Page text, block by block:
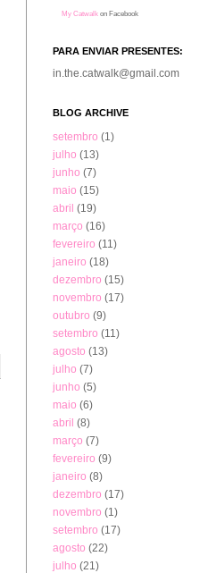
My Catwalk on Facebook
PARA ENVIAR PRESENTES:
in.the.catwalk@gmail.com
BLOG ARCHIVE
setembro (1)
julho (13)
junho (7)
maio (15)
abril (19)
março (16)
fevereiro (11)
janeiro (18)
dezembro (15)
novembro (17)
outubro (9)
setembro (11)
agosto (13)
julho (7)
junho (5)
maio (6)
abril (8)
março (7)
fevereiro (9)
janeiro (8)
dezembro (17)
novembro (1)
setembro (17)
agosto (22)
julho (21)